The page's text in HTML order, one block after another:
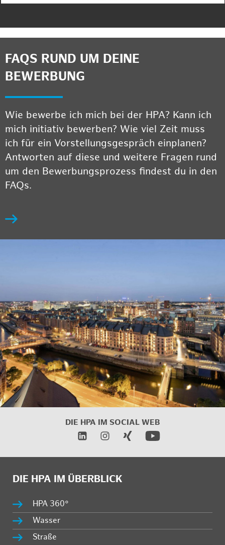
FAQS RUND UM DEINE
BEWERBUNG
Wie bewerbe ich mich bei der HPA? Kann ich
mich initiativ bewerben? Wie viel Zeit muss
ich für ein Vorstellungsgespräch einplanen?
Antworten auf diese und weitere Fragen rund
um den Bewerbungsprozess findest du in den
FAQs.
DIE HPA IM SOCIAL WEB
DIE HPA IM ÜBERBLICK
HPA 360°
Wasser
Straße